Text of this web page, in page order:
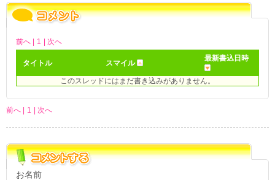
前へ | 1 | 次へ
タイトル スマイル
最新書込日時
このスレッドにはまだ書き込みがありません。
前へ | 1 | 次へ
お名前